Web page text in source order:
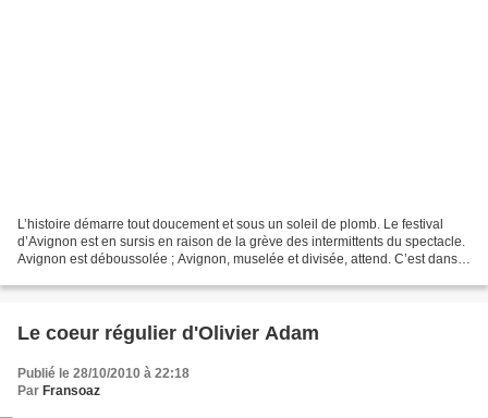
L’histoire démarre tout doucement et sous un soleil de plomb. Le festival
d’Avignon est en sursis en raison de la grève des intermittents du spectacle.
Avignon est déboussolée ; Avignon, muselée et divisée, attend. C’est dans
Le coeur régulier d'Olivier Adam
Publié le 28/10/2010 à 22:18
Par Fransoaz